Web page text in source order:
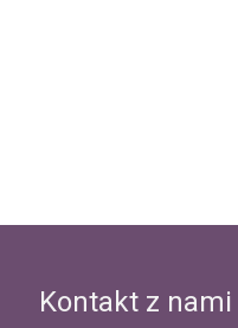
Kontakt z nami